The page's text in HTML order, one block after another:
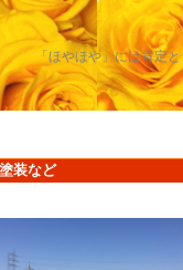
「ほやほや」には肯定
装など